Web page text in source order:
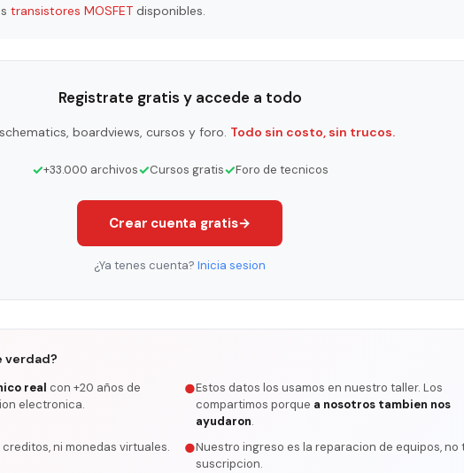
transistores MOSFET disponibles.
Registrate gratis y accede a todo
schematics, boardviews, cursos y foro. Todo sin costo, sin trucos.
✓+33.000 archivos✓Cursos gratis✓Foro de tecnicos
Crear cuenta gratis→
¿Ya tenes cuenta? Inicia sesion
verdad?
real con +20 años de
electronica.
●Estos datos los usamos en nuestro taller. Los
compartimos porque a nosotros tambien nos
ayudaron.
ni monedas virtuales.
●Nuestro ingreso es la reparacion de equipos, no
suscripcion.